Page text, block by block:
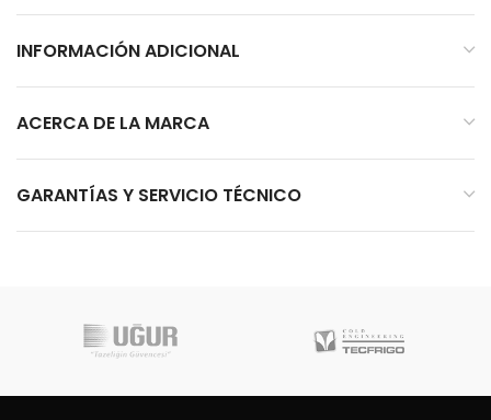
INFORMACIÓN ADICIONAL
ACERCA DE LA MARCA
GARANTÍAS Y SERVICIO TÉCNICO